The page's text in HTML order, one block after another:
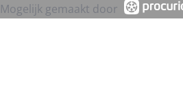
Mogelijk gemaakt door